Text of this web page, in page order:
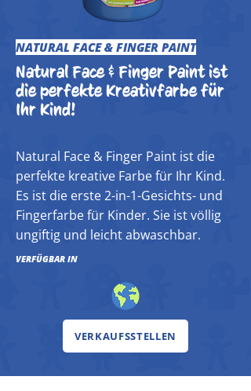
NATURAL FACE & FINGER PAINT
Natural Face & Finger Paint ist
die perfekte Kreativfarbe für
Ihr Kind!
Natural Face & Finger Paint ist die
perfekte kreative Farbe für Ihr Kind.
Es ist die erste 2-in-1-Gesichts- und
Fingerfarbe für Kinder. Sie ist völlig
ungiftig und leicht abwaschbar.
VERFÜGBAR IN
VERKAUFSSTELLEN